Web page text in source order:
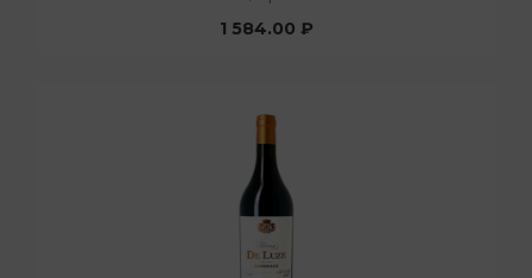
1 584.00 ₽